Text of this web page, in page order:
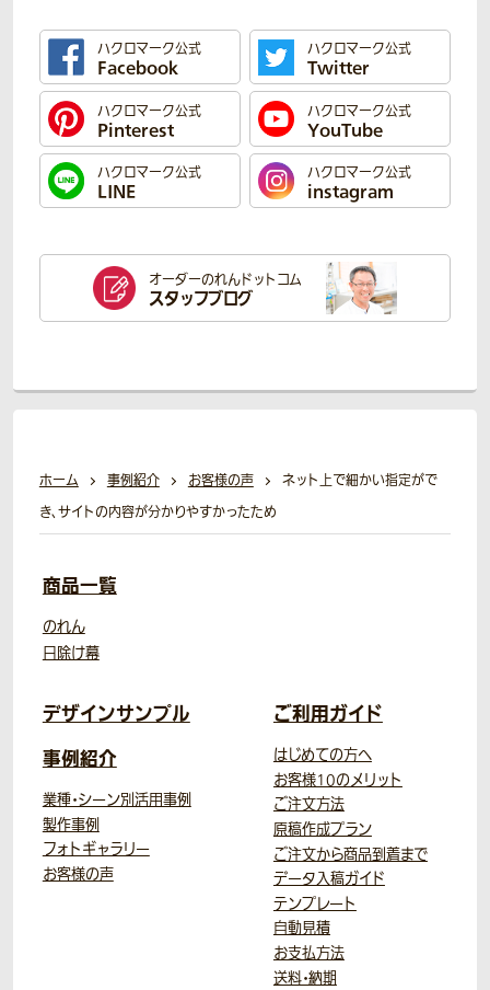
ハクロマーク公式
Facebook
ハクロマーク公式
Twitter
ハクロマーク公式
Pinterest
ハクロマーク公式
YouTube
ハクロマーク公式
LINE
ハクロマーク公式
instagram
オーダーのれんドットコム
スタッフブログ
ホーム 事例紹介 お客様の声
ネット上で細かい指定がで
き、サイトの内容が分かりやすかったため
商品一覧
のれん
日除け幕
デザインサンプル
事例紹介
業種・シーン別活用事例
製作事例
フォトギャラリー
お客様の声
ご利用ガイド
はじめての方へ
お客様10のメリット
ご注文方法
原稿作成プラン
ご注文から商品到着まで
データ入稿ガイド
テンプレート
自動見積
お支払方法
送料・納期